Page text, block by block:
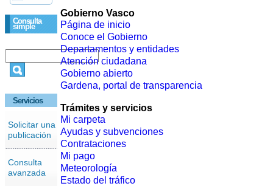
Consulta
simple
Servicios
Solicitar una
publicación
Consulta
avanzada
Gobierno Vasco
Página de inicio
Conoce el Gobierno
Departamentos y entidades
Atención ciudadana
Gobierno abierto
Gardena, portal de transparencia
Trámites y servicios
Mi carpeta
Ayudas y subvenciones
Contrataciones
Mi pago
Meteorología
Estado del tráfico